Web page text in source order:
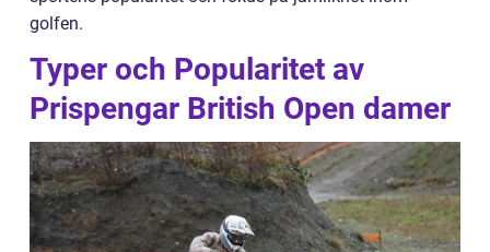
golfen.
Typer och Popularitet av
Prispengar British Open damer